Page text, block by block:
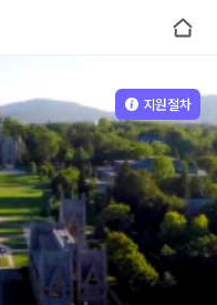
지원절차